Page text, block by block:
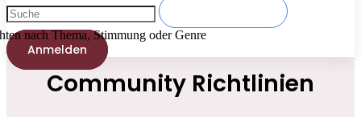
nach Thema, Stimmung oder Genre
Anmelden
Community Richtlinien